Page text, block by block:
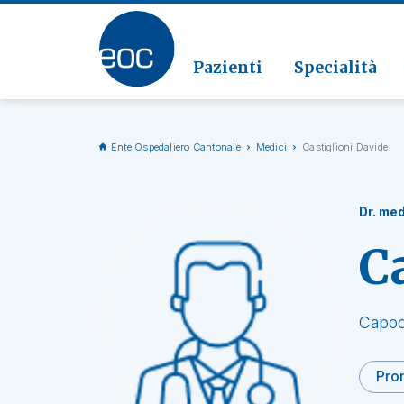
Pazienti Specialità
Vai alla sezione
Ente Ospedaliero Cantonale Medici Castiglioni Davide
Dr.